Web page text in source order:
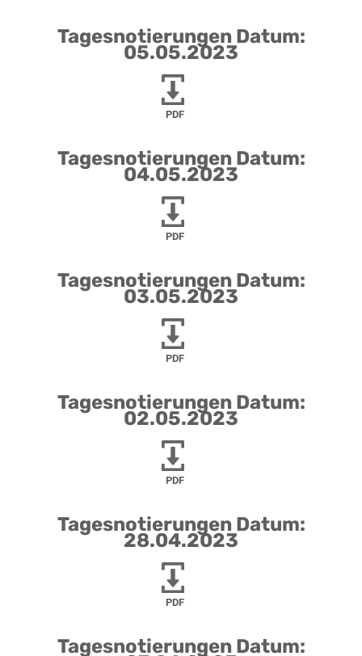
Tagesnotierungen Datum:
05.05.2023
PDF
Tagesnotierungen Datum:
04.05.2023
PDF
Tagesnotierungen Datum:
03.05.2023
PDF
Tagesnotierungen Datum:
02.05.2023
PDF
Tagesnotierungen Datum:
28.04.2023
PDF
Tagesnotierungen Datum: